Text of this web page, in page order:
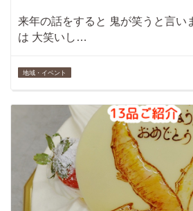
来年の話をすると 鬼が笑うと言い
は 大笑いし…
地域・イベント